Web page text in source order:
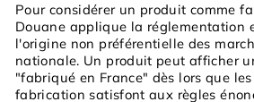
Pour considérer un produit comme
Douane applique la réglementation
l'origine non préférentielle des
nationale. Un produit peut afficher
"fabriqué en France" dès lors que
fabrication satisfont aux règles